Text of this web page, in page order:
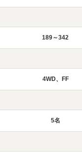
189～342
4WD、FF
5名